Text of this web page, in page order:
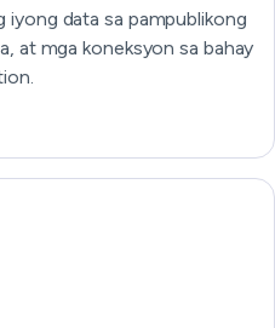
iyong data sa pampublikong
at mga koneksyon sa bahay